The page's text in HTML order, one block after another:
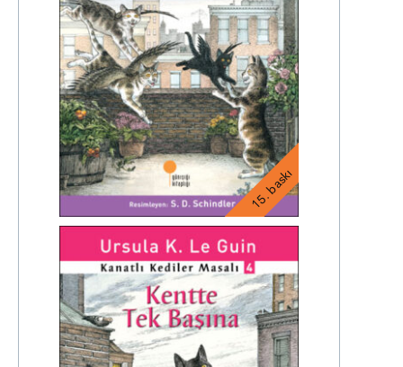
15. baskı